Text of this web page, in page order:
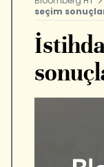
seçim